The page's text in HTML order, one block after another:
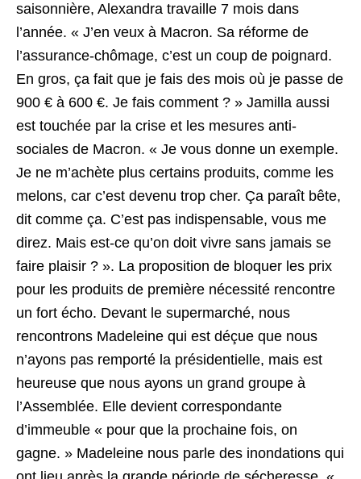
saisonnière, Alexandra travaille 7 mois dans
l’année. « J’en veux à Macron. Sa réforme de
l’assurance-chômage, c’est un coup de poignard.
En gros, ça fait que je fais des mois où je passe de
900 € à 600 €. Je fais comment ? » Jamilla aussi
est touchée par la crise et les mesures anti-
sociales de Macron. « Je vous donne un exemple.
Je ne m’achète plus certains produits, comme les
melons, car c’est devenu trop cher. Ça paraît bête,
dit comme ça. C’est pas indispensable, vous me
direz. Mais est-ce qu’on doit vivre sans jamais se
faire plaisir ? ». La proposition de bloquer les prix
pour les produits de première nécessité rencontre
un fort écho. Devant le supermarché, nous
rencontrons Madeleine qui est déçue que nous
n’ayons pas remporté la présidentielle, mais est
heureuse que nous ayons un grand groupe à
l’Assemblée. Elle devient correspondante
d’immeuble « pour que la prochaine fois, on
gagne. » Madeleine nous parle des inondations qui